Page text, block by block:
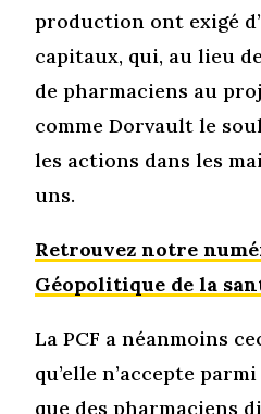
production ont exigé
capitaux, qui, au lieu
de pharmaciens au
comme Dorvault le
les actions dans les
uns.
Retrouvez notre
Géopolitique de la
La PCF a néanmoins
qu’elle n’accepte
que des pharmaciens